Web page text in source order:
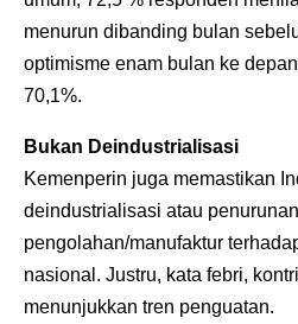
menurun dibanding bulan
optimisme enam bulan ke
70,1%.
Bukan Deindustrialisasi
Kemenperin juga memastikan
deindustrialisasi atau
pengolahan/manufaktur
nasional. Justru, kata febri,
menunjukkan tren penguatan.